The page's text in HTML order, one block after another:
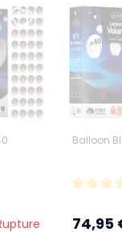
Balloon
74,95